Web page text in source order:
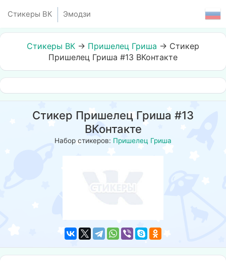
Стикеры ВК Эмодзи
Стикеры ВК → Пришелец Гриша → Стикер
Пришелец Гриша #13 ВКонтакте
Стикер Пришелец Гриша #13
ВКонтакте
Набор стикеров: Пришелец Гриша